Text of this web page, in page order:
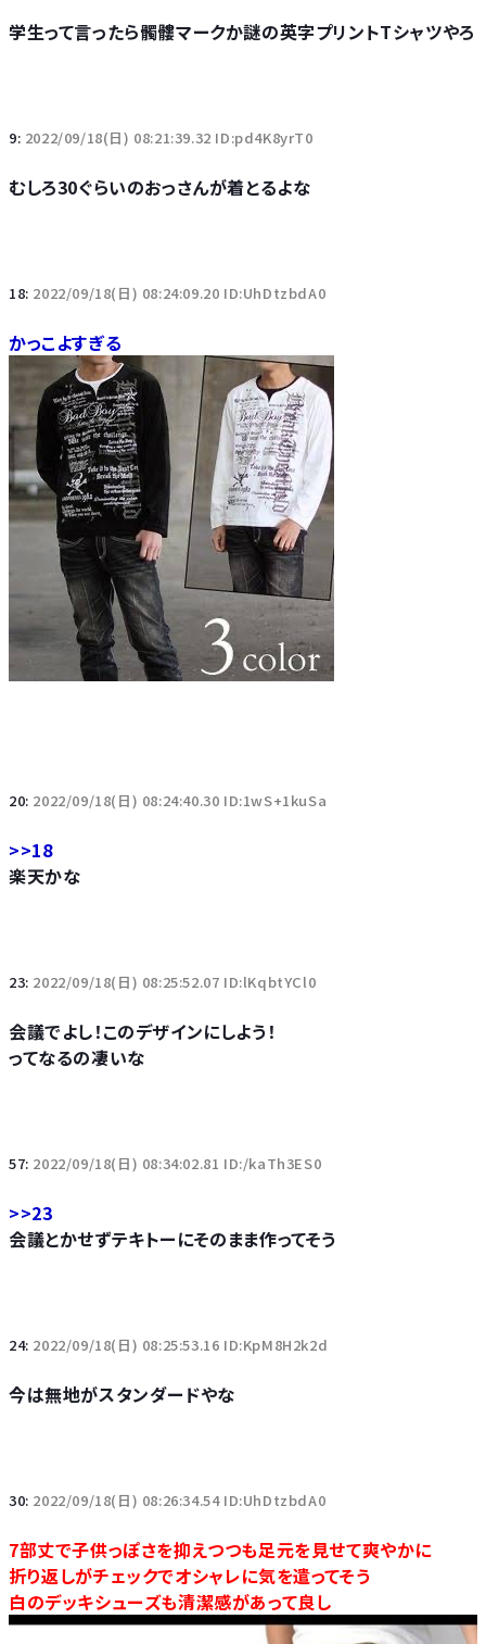
学生って言ったら髑髏マークか謎の英字プリントTシャツやろ
9: 2022/09/18(日) 08:21:39.32 ID:pd4K8yrT0
むしろ30ぐらいのおっさんが着とるよな
18: 2022/09/18(日) 08:24:09.20 ID:UhDtzbdA0
かっこよすぎる
20: 2022/09/18(日) 08:24:40.30 ID:1wS+1kuSa
>>18
楽天かな
23: 2022/09/18(日) 08:25:52.07 ID:lKqbtYCl0
会議でよし！このデザインにしよう！
ってなるの凄いな
57: 2022/09/18(日) 08:34:02.81 ID:/kaTh3ES0
>>23
会議とかせずテキトーにそのまま作ってそう
24: 2022/09/18(日) 08:25:53.16 ID:KpM8H2k2d
今は無地がスタンダードやな
30: 2022/09/18(日) 08:26:34.54 ID:UhDtzbdA0
7部丈で子供っぽさを抑えつつも足元を見せて爽やかに
折り返しがチェックでオシャレに気を遣ってそう
白のデッキシューズも清潔感があって良し